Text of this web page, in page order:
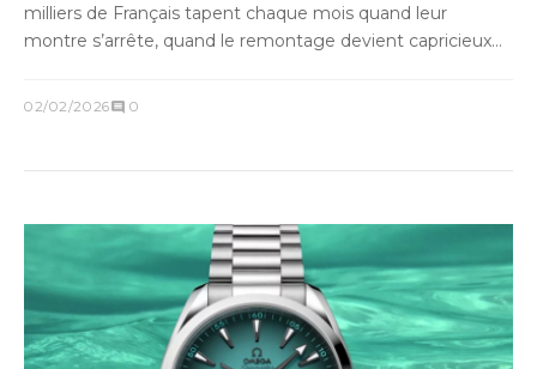
milliers de Français tapent chaque mois quand leur
montre s’arrête, quand le remontage devient capricieux
02/02/2026comment 0